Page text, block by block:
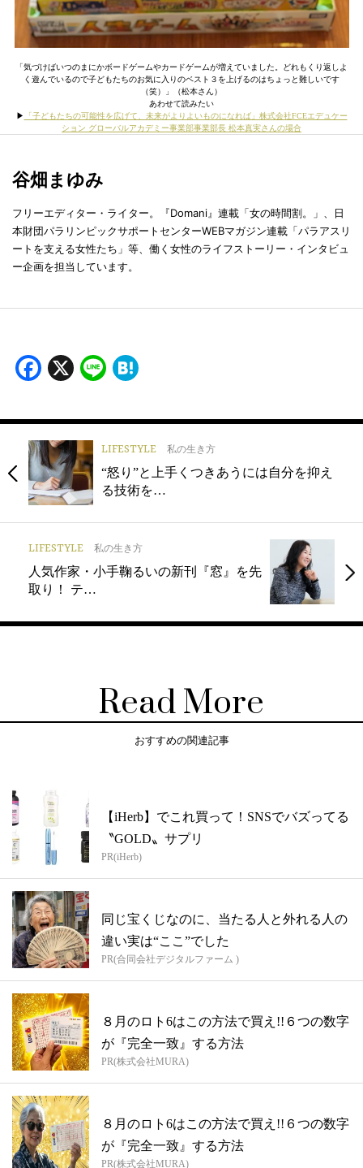
「気づけばいつのまにかボードゲームやカードゲームが増えていました。どれもくり返しよ
く遊んでいるので子どもたちのお気に入りのベスト３を上げるのはちょっと難しいです
（笑）」（松本さん）
あわせて読みたい
▶︎
「子どもたちの可能性を広げて、未来がよりよいものになれば」株式会社FCEエデュケー
ション グローバルアカデミー事業部事業部長 松本真実さんの場合
谷畑まゆみ
フリーエディター・ライター。『Domani』連載「女の時間割。」、日
本財団パラリンピックサポートセンターWEBマガジン連載「パラアスリ
ートを支える女性たち」等、働く女性のライフストーリー・インタビュ
ー企画を担当しています。
Facebook
X Line
LIFESTYLE 私の生き方
“怒り”と上手くつきあうには自分を抑え
る技術を…
LIFESTYLE 私の生き方
人気作家・小手鞠るいの新刊『窓』を先
取り！ テ…
Read More
おすすめの関連記事
【iHerb】でこれ買って！SNSでバズってる
〝GOLD〟サプリ
PR(iHerb)
同じ宝くじなのに、当たる人と外れる人の
違い実は“ここ”でした
PR(合同会社デジタルファーム )
８月のロト6はこの方法で買え!!６つの数字
が『完全一致』する方法
PR(株式会社MURA)
８月のロト6はこの方法で買え!!６つの数字
が『完全一致』する方法
PR(株式会社MURA)